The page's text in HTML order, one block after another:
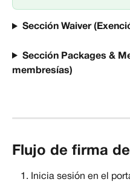
Sección Waiver
Sección Packages &
membresías)
Flujo de firma
Inicia sesión en el